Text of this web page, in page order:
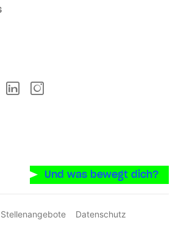
NewsletterLinkedln
App auf GooglePlay
Und was bewegt dich?
Stellenangebote
Datenschutz